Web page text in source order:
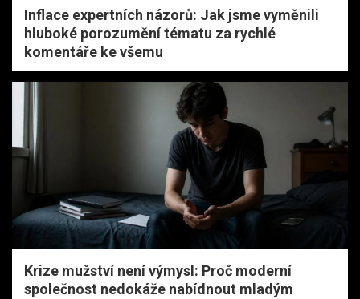
Inflace expertních názorů: Jak jsme vyměnili
hluboké porozumění tématu za rychlé
komentáře ke všemu
Krize mužství není výmysl: Proč moderní
společnost nedokáže nabídnout mladým